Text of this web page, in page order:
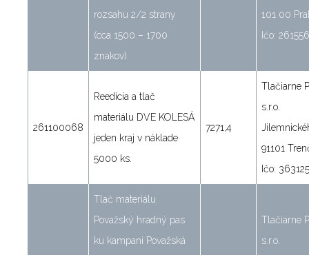
rozsahu 2/2 strany
(cca 1500 – 1700
znakov).
101 00
Ičo:
261100068
Reedícia a tlač
materiálu DVE KOLESÁ
jeden kraj v náklade
5000 ks.
7271,4
Tlačiarne
s.r.o.
91101
Ičo:
Tlač materiálu
Považský hradný pas
ku kampani Považská
Tlačiarne
s.r.o.